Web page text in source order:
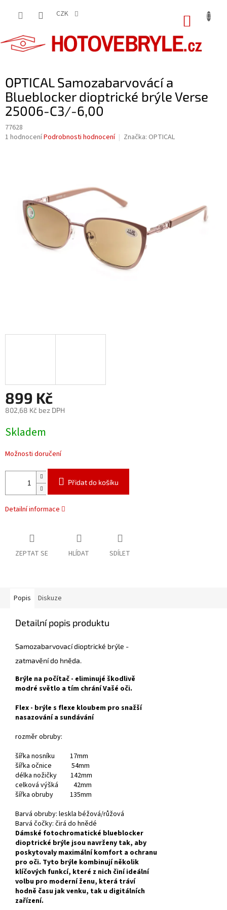
CZK
OPTICAL Samozabarvovácí a
Blueblocker dioptrické brýle Verse
25006-C3/-6,00
77628
Průměrné
hvězdiček.
1 hodnoceníPodrobnosti hodnocení Značka: OPTICAL
899 Kč
802,68 Kč bez DPH
cena:
Skladem
Možnosti doručení
Přidat do košíku
Detailní informace
ZEPTAT SE HLÍDAT SDÍLET
Popis Diskuze
Detailní popis produktu
Samozabarvovací dioptrické brýle -
zatmavění do hněda.
Brýle na počítač - eliminujé škodlivě
modré světlo a tím chrání Vašé oči.
Flex - brýle s flexe kloubem pro snažší
nasazování a sundávání
rozměr obruby:
šířka nosníku 17mm
šířka očnice 54mm
délka nožičky 142mm
celková výšká 42mm
šířka obruby 135mm
Barvá obruby: leskla béžová/růžová
Barvá čočky: čirá do hnědé
Dámské fotochromatické blueblocker
dioptrické brýle jsou navrženy tak, aby
poskytovaly maximální komfort a ochranu
pro oči. Tyto brýle kombinují několik
klíčových funkcí, které z nich činí ideální
volbu pro moderní ženu, která tráví
hodně času jak venku, tak u digitálních
zařízení.